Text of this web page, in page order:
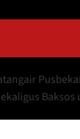
Baksos